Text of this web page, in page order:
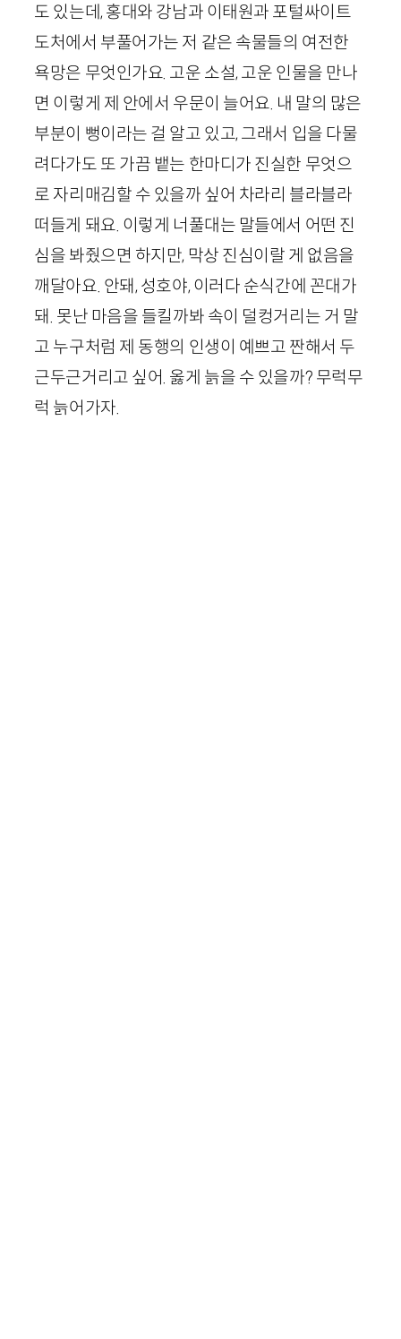
도 있는데, 홍대와 강남과 이태원과 포털싸이트
도처에서 부풀어가는 저 같은 속물들의 여전한
욕망은 무엇인가요. 고운 소설, 고운 인물을 만나
면 이렇게 제 안에서 우문이 늘어요. 내 말의 많은
부분이 뻥이라는 걸 알고 있고, 그래서 입을 다물
려다가도 또 가끔 뱉는 한마디가 진실한 무엇으
로 자리매김할 수 있을까 싶어 차라리 블라블라
떠들게 돼요. 이렇게 너풀대는 말들에서 어떤 진
심을 봐줬으면 하지만, 막상 진심이랄 게 없음을
깨달아요. 안돼, 성호야, 이러다 순식간에 꼰대가
돼. 못난 마음을 들킬까봐 속이 덜컹거리는 거 말
고 누구처럼 제 동행의 인생이 예쁘고 짠해서 두
근두근거리고 싶어. 옳게 늙을 수 있을까? 무럭무
럭 늙어가자.